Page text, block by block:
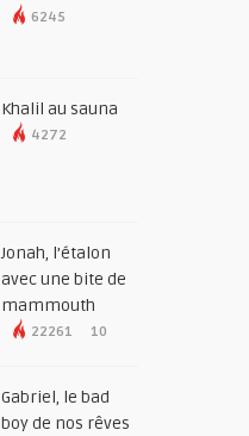
6245
Khalil au sauna
4272
Jonah, l’étalon
avec une bite de
mammouth
22261 10
Gabriel, le bad
boy de nos rêves